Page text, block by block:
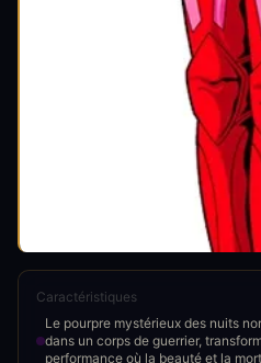
Caractéristiques
Le pourpre mystérieux des nuits
dans un corps de guerrier,
performance où la beauté et la